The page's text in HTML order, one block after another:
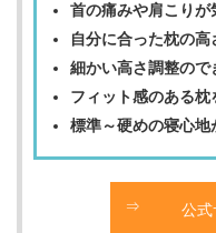
首の痛みや肩こりが
自分に合った枕の高
細かい高さ調整ので
フィット感のある枕
標準～硬めの寝心地
公式